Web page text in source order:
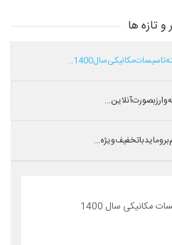
و تازه ها
مکانیکی سال 1400...
ارز بصورت آنلاین...
با تخفیف ویژه...
مکانیکی سال 1400